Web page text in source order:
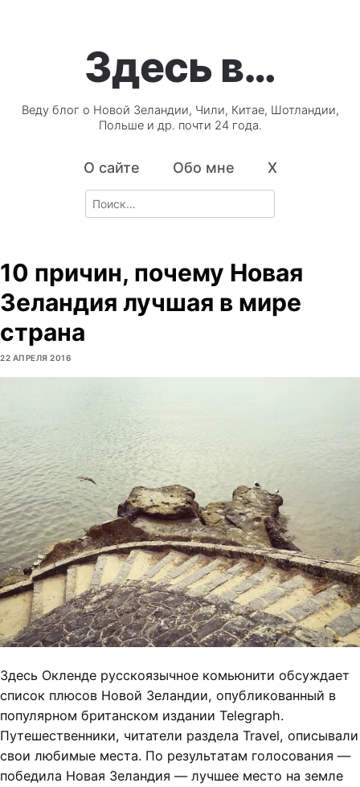
Здесь в…
Веду блог о Новой Зеландии, Чили, Китае, Шотландии,
Польше и др. почти 24 года.
О сайте Обо мне X
Search
for:
10 причин, почему Новая
Зеландия лучшая в мире
страна
22 АПРЕЛЯ 2016
Здесь Окленде русскоязычное комьюнити обсуждает
список плюсов Новой Зеландии, опубликованный в
популярном британском издании Telegraph.
Путешественники, читатели раздела Travel, описывали
свои любимые места. По результатам голосования —
победила Новая Зеландия — лучшее место на земле